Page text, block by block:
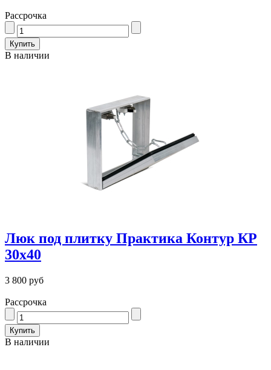
Рассрочка
В наличии
Люк под плитку Практика Контур КР
30х40
3 800 руб
Рассрочка
В наличии